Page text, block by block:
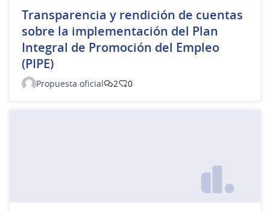
Transparencia y rendición de cuentas
sobre la implementación del Plan
Integral de Promoción del Empleo
(PIPE)
Propuesta oficial 2 0